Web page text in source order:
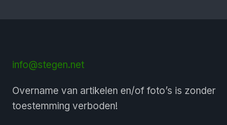
info@stegen.net
Overname van artikelen en/of foto’s is zonder
toestemming verboden!